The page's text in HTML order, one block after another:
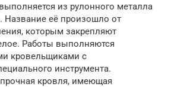
из рулонного металла
Название её произошло от
которым закрепляют
Работы выполняются
кровельщиками с
инструмента.
прочная кровля, имеющая